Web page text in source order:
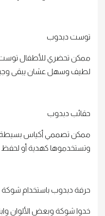
توست دبدوب
ممكن تحضري للأطفال
لطيف وسهل عشان يبقى
حقائب دبدوب
ممكن تصممي أكياس
وتستخدموها كهدية أو لحفظ
حرفة دبدوب باستخدام شوكة
خدوا شوكة وبعض الألوان